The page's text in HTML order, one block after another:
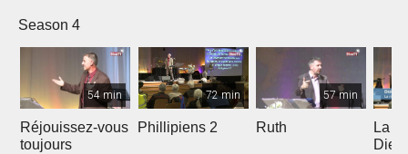
Season 4
54 min
Réjouissez-vous
toujours
72 min
Phillipiens 2
57 min
Ruth
La
Dieu